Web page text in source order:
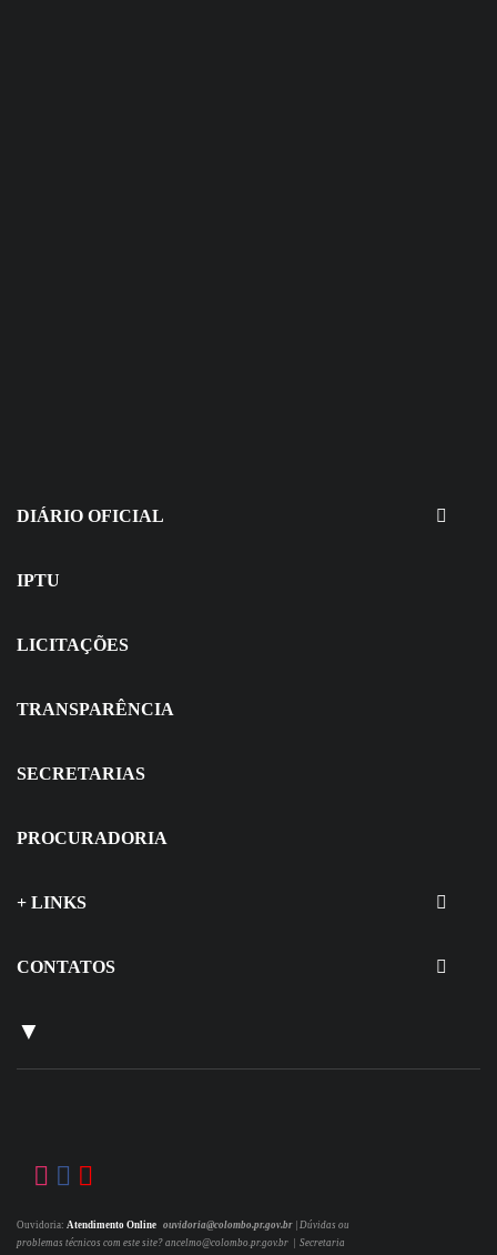
Seletivo
DIÁRIO OFICIAL
IPTU
LICITAÇÕES
TRANSPARÊNCIA
SECRETARIAS
PROCURADORIA
+ LINKS
CONTATOS
▼
Ouvidoria: Atendimento Online ouvidoria@colombo.pr.gov.br
Dúvidas ou
problemas técnicos com este site? ancelmo@colombo.pr.gov.br | Secretaria